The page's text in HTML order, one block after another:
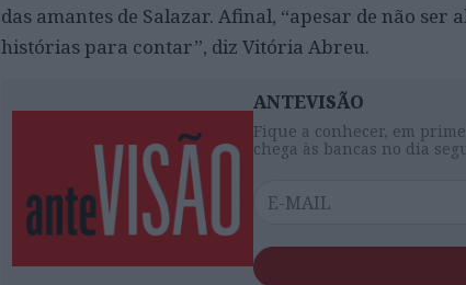
das amantes de Salazar. Afinal, “apesar de não ser
histórias para contar”, diz Vitória Abreu.
ANTEVISÃO
Fique a conhecer, em
chega às bancas no dia